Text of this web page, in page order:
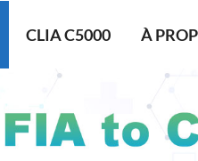
CLIA C5000 À